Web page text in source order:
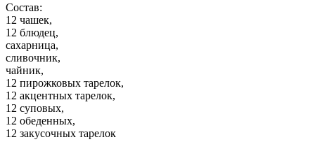
Состав:
12 чашек,
12 блюдец,
сахарница,
сливочник,
чайник,
12 пирожковых тарелок,
12 акцентных тарелок,
12 суповых,
12 обеденных,
12 закусочных тарелок